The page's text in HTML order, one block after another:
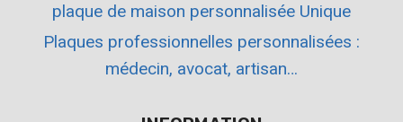
plaque de maison personnalisée Unique
Plaques professionnelles personnalisées :
médecin, avocat, artisan…